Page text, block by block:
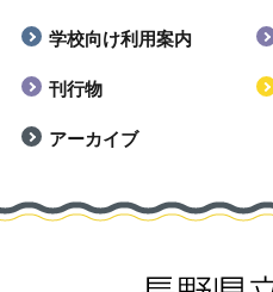
学校向け利用案内
刊行物
アーカイブ